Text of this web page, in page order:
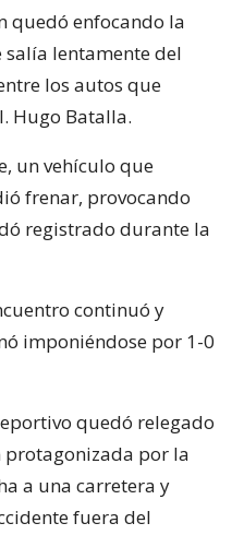
quedó enfocando la
lentamente del
los autos que
Hugo Batalla.
un vehículo que
frenar, provocando
registrado durante la
continuó y
imponiéndose por 1-0
quedó relegado
por la
a una carretera y
fuera del